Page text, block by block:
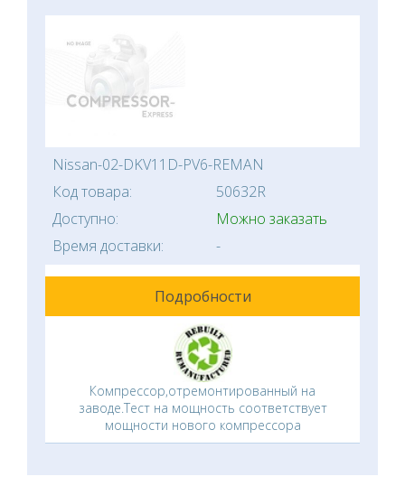
Nissan-02-DKV11D-PV6-REMAN
Код товара:
50632R
Доступно:
Можно заказать
Время доставки:
-
Подробности
Компрессор,отремонтированный на
заводе.Тест на мощность соответствует
мощности нового компрессора